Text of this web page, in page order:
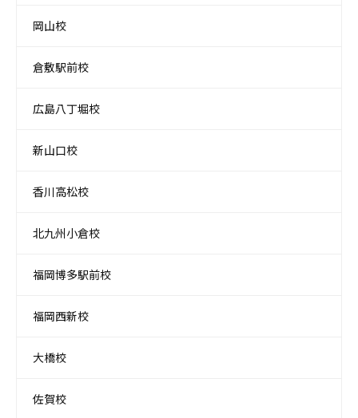
岡山校
倉敷駅前校
広島八丁堀校
新山口校
香川高松校
北九州小倉校
福岡博多駅前校
福岡西新校
大橋校
佐賀校